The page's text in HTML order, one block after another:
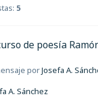
5
de poesía
porJosefa A.
A. Sánchez